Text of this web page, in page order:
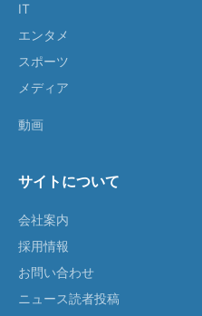
IT
エンタメ
スポーツ
メディア
動画
サイトについて
会社案内
採用情報
お問い合わせ
ニュース読者投稿